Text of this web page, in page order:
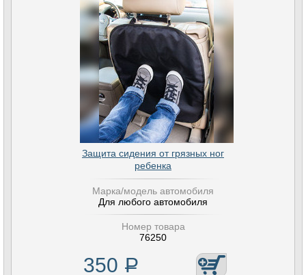
Защита сидения от грязных ног
ребенка
Марка/модель автомобиля
Для любого автомобиля
Номер товара
76250
350 Р